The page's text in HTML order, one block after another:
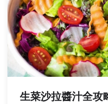
生菜沙拉醬汁全攻